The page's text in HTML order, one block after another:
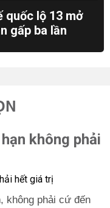
quốc lộ 13 mở
gấp ba lần
không phải
không phải cứ đến